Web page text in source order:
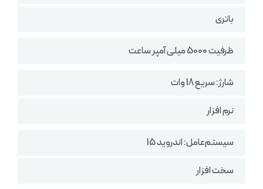
باتری
ظرفیت 5000 میلی آمپر ساعت
شارژ: سریع 18 وات
نرم افزار
سیستم‌عامل: اندروید 15
سخت افزار